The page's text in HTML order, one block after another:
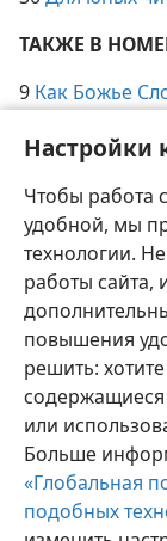
Настройки
Чтобы работа
удобной, мы
технологии.
работы сайта,
повышения
решить:
содержащиеся
или
Больше
«Глобальная
подобных
30Для юных
ТАКЖЕ В
семьи
12Разговор на
людей
Copyright© 2026
Условия
Настройки